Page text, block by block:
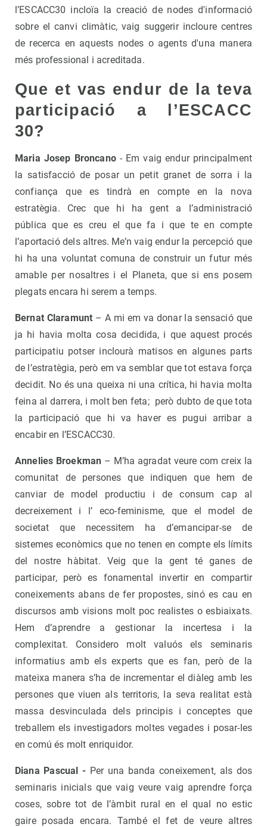
l’ESCACC30 incloïa la creació de nodes d'informació
sobre el canvi climàtic, vaig suggerir incloure centres
de recerca en aquests nodes o agents d'una manera
més professional i acreditada.
Que et vas endur de la teva
participació a l’ESCACC
30?
Maria Josep Broncano - Em vaig endur principalment
la satisfacció de posar un petit granet de sorra i la
confiança que es tindrà en compte en la nova
estratègia. Crec que hi ha gent a l’administració
pública que es creu el que fa i que te en compte
l’aportació dels altres. Me’n vaig endur la percepció que
hi ha una voluntat comuna de construir un futur més
amable per nosaltres i el Planeta, que si ens posem
plegats encara hi serem a temps.
Bernat Claramunt – A mi em va donar la sensació que
ja hi havia molta cosa decidida, i que aquest procés
participatiu potser inclourà matisos en algunes parts
de l’estratègia, però em va semblar que tot estava força
decidit. No és una queixa ni una crítica, hi havia molta
feina al darrera, i molt ben feta; però dubto de que tota
la participació que hi va haver es pugui arribar a
encabir en l’ESCACC30.
Annelies Broekman – M’ha agradat veure com creix la
comunitat de persones que indiquen que hem de
canviar de model productiu i de consum cap al
decreixement i l’ eco-feminisme, que el model de
societat que necessitem ha d’emancipar-se de
sistemes econòmics que no tenen en compte els límits
del nostre hàbitat. Veig que la gent té ganes de
participar, però es fonamental invertir en compartir
coneixements abans de fer propostes, sinó es cau en
discursos amb visions molt poc realistes o esbiaixats.
Hem d’aprendre a gestionar la incertesa i la
complexitat. Considero molt valuós els seminaris
informatius amb els experts que es fan, però de la
mateixa manera s’ha de incrementar el diàleg amb les
persones que viuen als territoris, la seva realitat està
massa desvinculada dels principis i conceptes que
treballem els investigadors moltes vegades i posar-les
en comú és molt enriquidor.
Diana Pascual - Per una banda coneixement, als dos
seminaris inicials que vaig veure vaig aprendre força
coses, sobre tot de l’àmbit rural en el qual no estic
gaire posada encara. També el fet de veure altres